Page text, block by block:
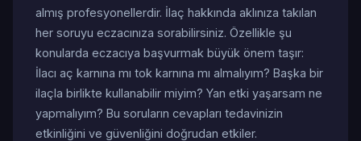
almış profesyonellerdir. İlaç hakkında aklınıza takılan
her soruyu eczacınıza sorabilirsiniz. Özellikle şu
konularda eczacıya başvurmak büyük önem taşır:
İlacı aç karnına mı tok karnına mı almalıyım? Başka bir
ilaçla birlikte kullanabilir miyim? Yan etki yaşarsam ne
yapmalıyım? Bu soruların cevapları tedavinizin
etkinliğini ve güvenliğini doğrudan etkiler.